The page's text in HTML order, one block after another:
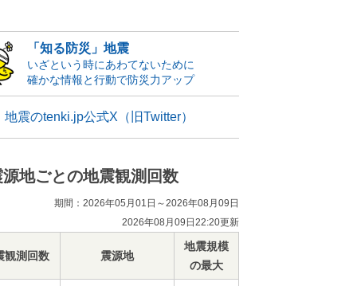
「知る防災」地震
いざという時にあわてないために
確かな情報と行動で防災力アップ
地震のtenki.jp公式X（旧Twitter）
源地ごとの地震観測回数
期間：2026年05月01日～2026年08月09日
2026年08月09日22:20更新
観測回数 震源地
地震規模
の最大